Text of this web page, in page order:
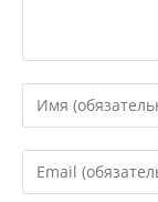
Введите
свое
имя
или
Введите
свой